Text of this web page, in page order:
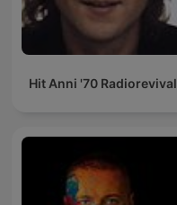
Hit Anni '70 Radiorevival